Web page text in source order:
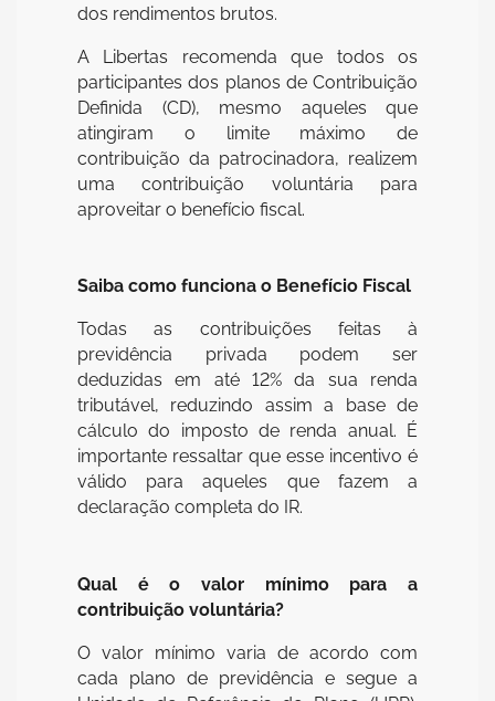
dos rendimentos brutos.
A Libertas recomenda que todos os
participantes dos planos de Contribuição
Definida (CD), mesmo aqueles que
atingiram o limite máximo de
contribuição da patrocinadora, realizem
uma contribuição voluntária para
aproveitar o benefício fiscal.
Saiba como funciona o Benefício Fiscal
Todas as contribuições feitas à
previdência privada podem ser
deduzidas em até 12% da sua renda
tributável, reduzindo assim a base de
cálculo do imposto de renda anual. É
importante ressaltar que esse incentivo é
válido para aqueles que fazem a
declaração completa do IR.
Qual é o valor mínimo para a
contribuição voluntária?
O valor mínimo varia de acordo com
cada plano de previdência e segue a